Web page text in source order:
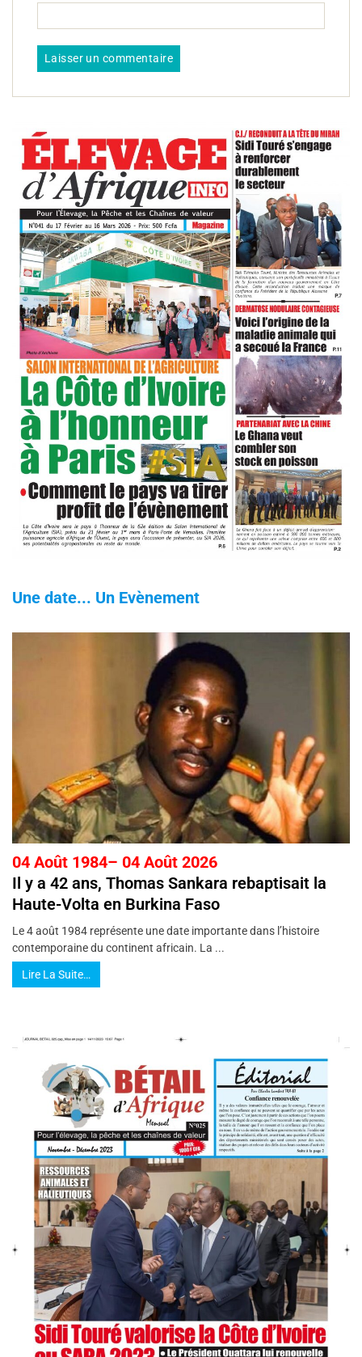
Une date... Un Evènement
04 Août 1984– 04 Août 2026
Il y a 42 ans, Thomas Sankara rebaptisait la
Haute-Volta en Burkina Faso
Le 4 août 1984 représente une date importante dans l’histoire
contemporaine du continent africain. La ...
Lire La Suite…